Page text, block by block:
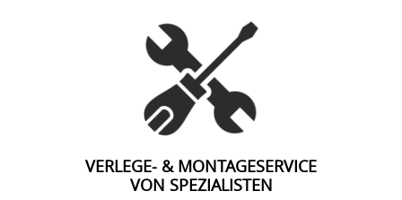
VERLEGE- & MONTAGESERVICE
VON SPEZIALISTEN